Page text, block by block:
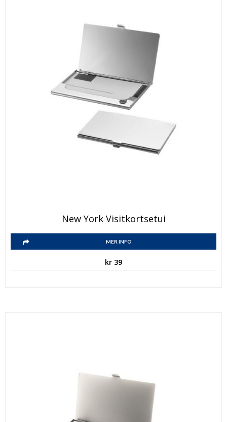
New York Visitkortsetui
MER INFO
kr 39